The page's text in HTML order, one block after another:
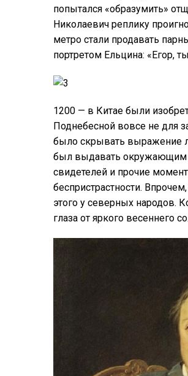
попытался «образумить»
Николаевич реплику
метро стали продавать
портретом Ельцина: «Егор,
1200 — в Китае были
Поднебесной вовсе не для
было скрывать выражение
был выдавать окружающим
свидетелей и прочие
беспристрастности.
этого у северных народов.
глаза от яркого весеннего